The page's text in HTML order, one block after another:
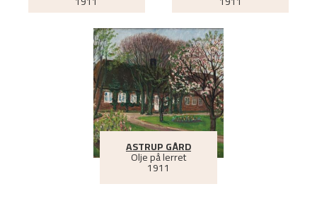
ASTRUP GÅRD
Olje på lerret
1911